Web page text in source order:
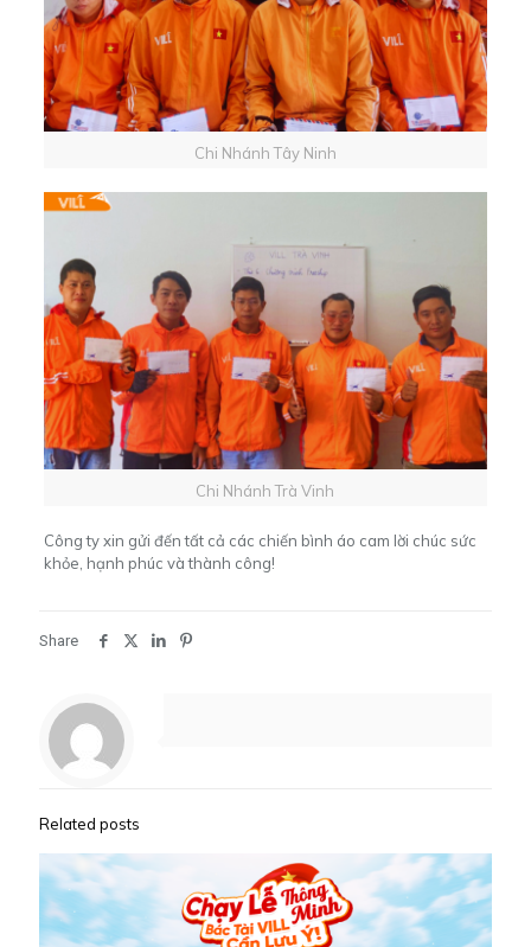
Chi Nhánh Tây Ninh
Chi Nhánh Trà Vinh
Công ty xin gửi đến tất cả các chiến bình áo cam lời chúc sức
khỏe, hạnh phúc và thành công!
Share
Related posts